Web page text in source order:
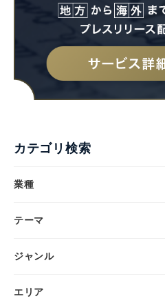
カテゴリ検索
業種
テーマ
ジャンル
エリア